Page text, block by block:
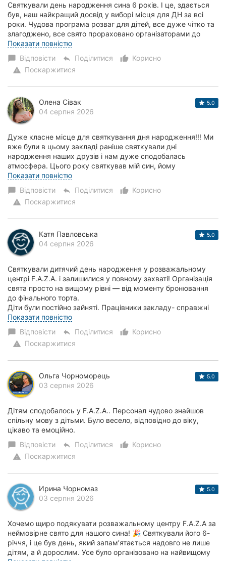
Святкували день народження сина 6 років. І це, здається
був, наш найкращий досвід у виборі місця для ДН за всі
роки. Чудова програма розваг для дітей, все дуже чітко та
злагоджено, все свято прораховано організаторами до
хвилини, жодна дитина не зали...
Показати повністю
chat_bubble Відповісти reply Поділитися thumb_up_alt
Корисно
warning Поскаржитися
Олена Сівак
04 серпня 2026
5.0
Дуже класне місце для святкування дня народження!!! Ми
вже були в цьому закладі раніше святкували дні
народження наших друзів і нам дуже сподобалась
атмосфера. Цього року святкував мій син, йому
виповнилось 11 років. Навіть невеличкою компанією день...
Показати повністю
chat_bubble Відповісти reply Поділитися thumb_up_alt
Корисно
warning Поскаржитися
Катя Павловська
04 серпня 2026
5.0
Святкували дитячий день народження у розважальному
центрі F.A.Z.A. і залишилися у повному захваті! Організація
свята просто на вищому рівні — від моменту бронювання
до фінального торта.
Діти були постійно зайняті. Працівники закладу- справжні
профес...
Показати повністю
chat_bubble Відповісти reply Поділитися thumb_up_alt
Корисно
warning Поскаржитися
Ольга Чорноморець
03 серпня 2026
5.0
Дітям сподобалось у F.A.Z.A.. Персонал чудово знайшов
спільну мову з дітьми. Було весело, відповідно до віку,
цікаво та емоційно.
chat_bubble Відповісти reply Поділитися thumb_up_alt
Корисно
warning Поскаржитися
Ирина Чорномаз
03 серпня 2026
5.0
Хочемо щиро подякувати розважальному центру F.A.Z.A за
неймовірне свято для нашого сина! 🎉 Святкували його 6-
річчя, і це був день, який запам’ятається надовго не лише
дітям, а й дорослим. Усе було організовано на найвищому